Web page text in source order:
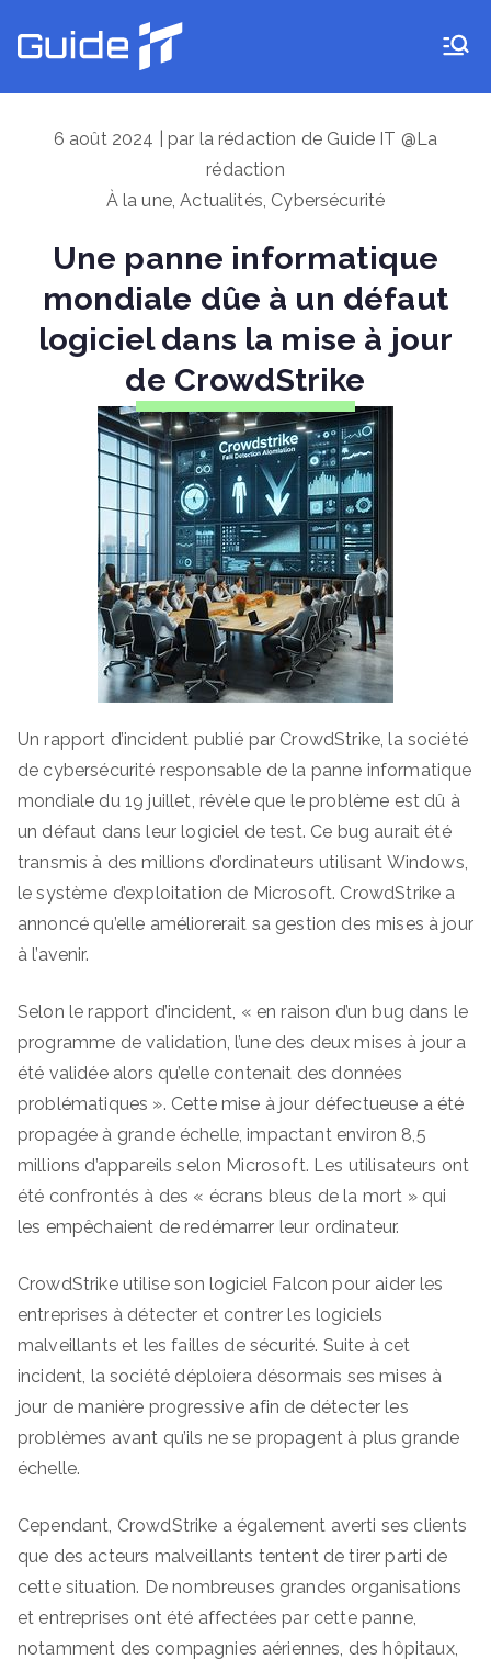
au
6 août 2024 | par la rédaction de Guide IT @La
rédaction
À la une,Actualités, Cybersécurité
Une panne informatique
mondiale dûe à un défaut
logiciel dans la mise à jour
de CrowdStrike
Un rapport d’incident publié par CrowdStrike, la société
de cybersécurité responsable de la panne informatique
mondiale du 19 juillet, révèle que le problème est dû à
un défaut dans leur logiciel de test. Ce bug aurait été
transmis à des millions d’ordinateurs utilisant Windows,
le système d’exploitation de Microsoft. CrowdStrike a
annoncé qu’elle améliorerait sa gestion des mises à jour
à l’avenir.
Selon le rapport d’incident, « en raison d’un bug dans le
programme de validation, l’une des deux mises à jour a
été validée alors qu’elle contenait des données
problématiques ». Cette mise à jour défectueuse a été
propagée à grande échelle, impactant environ 8,5
millions d’appareils selon Microsoft. Les utilisateurs ont
été confrontés à des « écrans bleus de la mort » qui
les empêchaient de redémarrer leur ordinateur.
CrowdStrike utilise son logiciel Falcon pour aider les
entreprises à détecter et contrer les logiciels
malveillants et les failles de sécurité. Suite à cet
incident, la société déploiera désormais ses mises à
jour de manière progressive afin de détecter les
problèmes avant qu’ils ne se propagent à plus grande
échelle.
Cependant, CrowdStrike a également averti ses clients
que des acteurs malveillants tentent de tirer parti de
cette situation. De nombreuses grandes organisations
et entreprises ont été affectées par cette panne,
notamment des compagnies aériennes, des hôpitaux,